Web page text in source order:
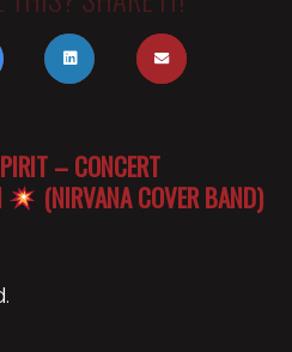
– CONCERT
(NIRVANA COVER BAND)